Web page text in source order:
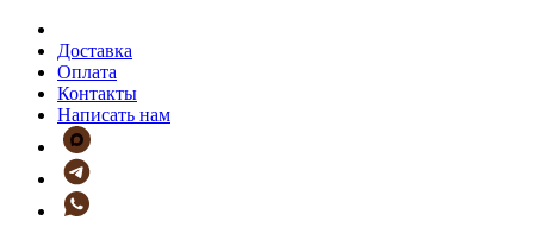
Доставка
Оплата
Контакты
Написать нам